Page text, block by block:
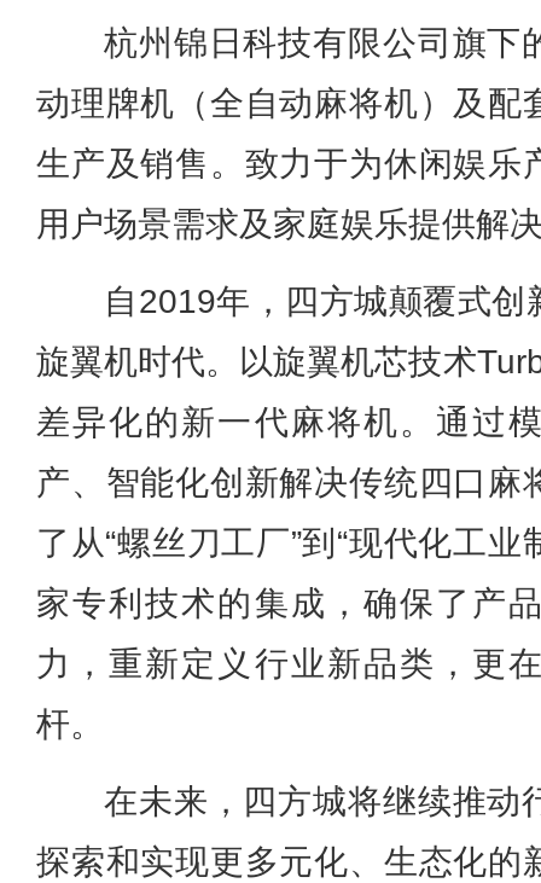
杭州锦日科技有限公司旗下
动理牌机（全自动麻将机）及配
生产及销售。致力于为休闲娱乐
用户场景需求及家庭娱乐提供解
自2019年，四方城颠覆式
旋翼机时代。以旋翼机芯技术
差异化的新一代麻将机。通过
产、智能化创新解决传统四口麻
了从“螺丝刀工厂”到“现代化工
家专利技术的集成，确保了产
力，重新定义行业新品类，更
杆。
在未来，四方城将继续推动
探索和实现更多元化、生态化的